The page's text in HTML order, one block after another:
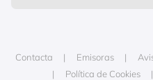
Contacta Emisoras
Política de Cookies